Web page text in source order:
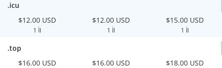
.icu
$12.00 USD
1 İl
$12.00 USD
1 İl
$15.00 USD
1 İl
.top
$16.00 USD
$16.00 USD $18.00 USD